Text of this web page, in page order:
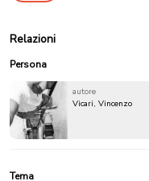
Relazioni
Persona
autore
Vicari, Vincenzo
Tema